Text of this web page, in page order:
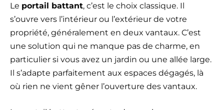
Le portail battant, c’est le choix classique. Il
s’ouvre vers l’intérieur ou l’extérieur de votre
propriété, généralement en deux vantaux. C’est
une solution qui ne manque pas de charme, en
particulier si vous avez un jardin ou une allée large.
Il s’adapte parfaitement aux espaces dégagés, là
où rien ne vient gêner l’ouverture des vantaux.